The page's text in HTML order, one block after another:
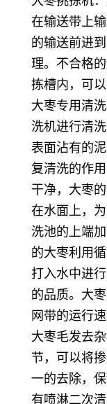
在输送带上
的输送前进
理。不合格
拣槽内，可以
大枣专用清
洗机进行清
表面沾有的
复清洗的作
干净，大枣
在水面上，
洗池的上端
的大枣利用
打入水中进
的品质。大
网带的运行
大枣毛发去
节，可以将
一的去除，
有喷淋二次